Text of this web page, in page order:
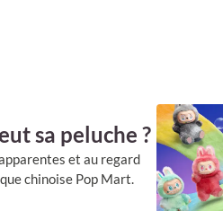
sa peluche ?
et au regard
chinoise Pop Mart.